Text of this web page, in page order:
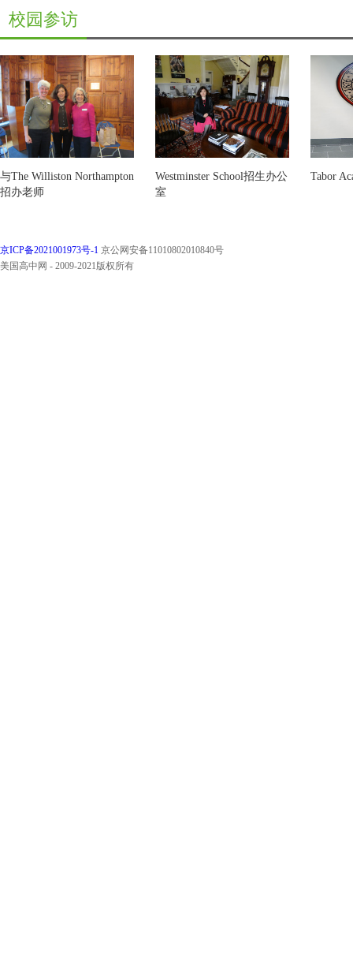
校园参访
与The Williston Northampton
招办老师
Westminster School招生办公
室
Tabor
京ICP备2021001973号-1 京公网安备11010802010840号
美国高中网 - 2009-2021版权所有